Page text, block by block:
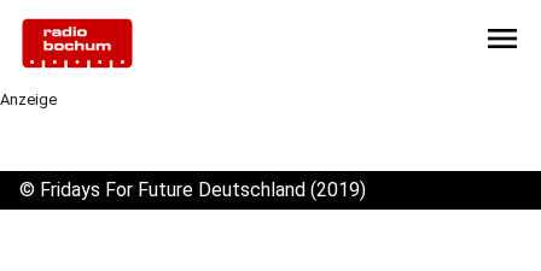
menu
Anzeige
© Fridays For Future Deutschland (2019)